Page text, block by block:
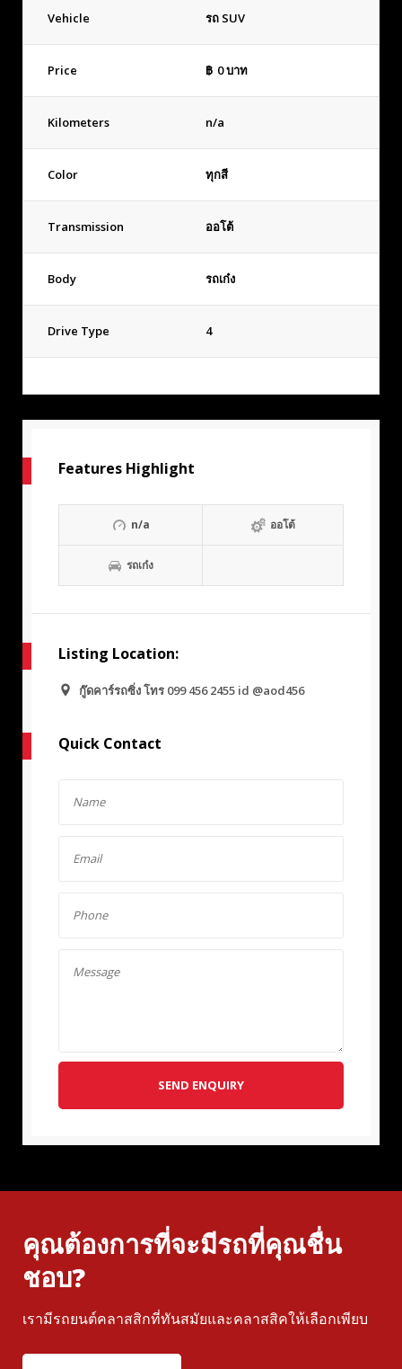
Vehicle รถ SUV
Price ฿ 0บาท
Kilometers n/a
Color ทุกสี
Transmission ออโต้
Body รถเก๋ง
Drive Type 4
Features Highlight
n/a ออโต้
รถเก๋ง
Listing Location:
กู๊ดคาร์รถซิ่ง โทร 099 456 2455 id @aod456
Quick Contact
SEND ENQUIRY
คุณต้องการที่จะมีรถที่คุณชื่น
ชอบ?
เรามีรถยนต์คลาสสิกที่ทันสมัยและคลาสสิคให้เลือกเพียบ